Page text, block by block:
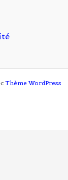
Thème WordPress